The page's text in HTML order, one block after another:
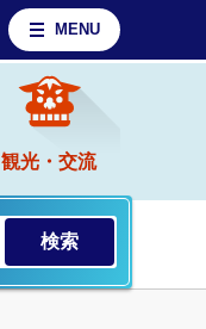
MENU
観光・交流